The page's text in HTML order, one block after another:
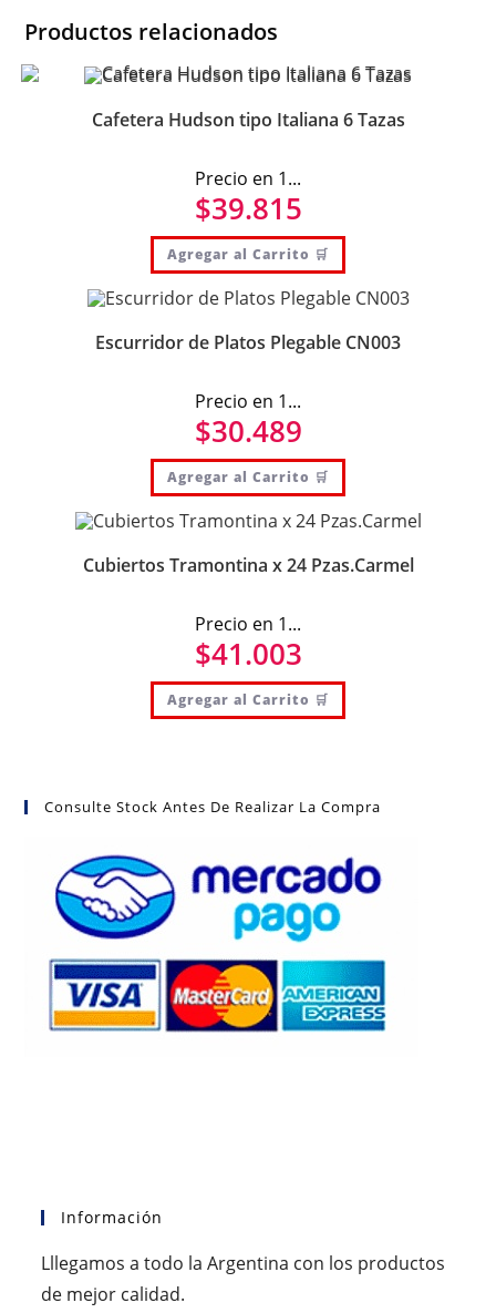
Productos relacionados
Cafetera Hudson tipo Italiana 6 Tazas
Precio en 1...
$39.815
Agregar al Carrito 🛒
Escurridor de Platos Plegable CN003
Precio en 1...
$30.489
Agregar al Carrito 🛒
Cubiertos Tramontina x 24 Pzas.Carmel
Precio en 1...
$41.003
Agregar al Carrito 🛒
Consulte Stock Antes De Realizar La Compra
Información
Lllegamos a todo la Argentina con los productos
de mejor calidad.